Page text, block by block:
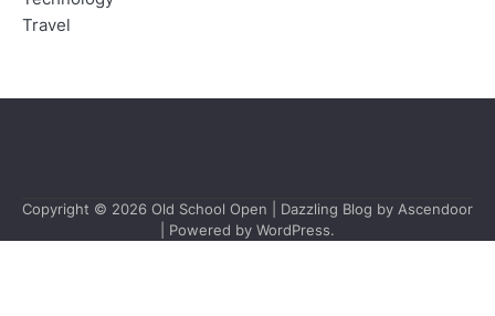
Travel
Copyright © 2026 Old School Open | Dazzling Blog by Ascendoor
| Powered by WordPress.